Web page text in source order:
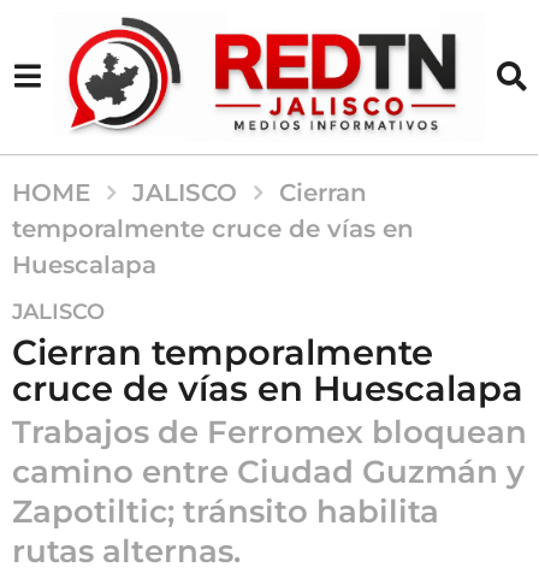
HOME JALISCO
Cierran
temporalmente cruce de vías en
Huescalapa
2
a
ñ
o
s
a
g
o
a
JALISCO
Cierran temporalmente
cruce de vías en Huescalapa
Trabajos de Ferromex bloquean
camino entre Ciudad Guzmán y
Zapotiltic; tránsito habilita
rutas alternas.